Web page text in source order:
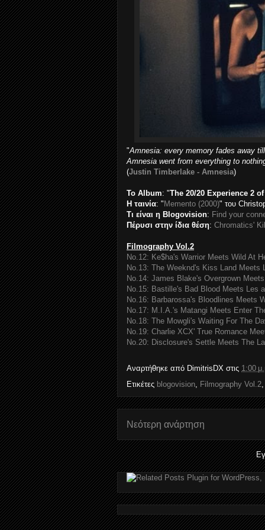
"Amnesia: every memory fades away
Amnesia went from everything to
(Justin Timberlake - Amnesia)
To Album: "The 20/20 Experience 2 of
H ταινία: " Memento (2000)" του
Τι είναι η Blogovision: Find your
Πέρυσι στην ίδια θέση: Chromatics'
Filmography Vol.2
No.12: Ke$ha's Warrior Meets Wild At
No.13: The Weeknd's Kiss Land
No.14: James Blake's Overgrown
No.15: Bastille's Bad Blood Meets Les
No.16: Barbarossa's Bloodlines Meets
No.17: M.I.A.'s Matangi Meets Enter
No.18: The Mowgli's Waiting For The
No.19: Charlie XCX' True Romance
No.20: Disclosure's Settle Meets The
Αναρτήθηκε από DimitrisDX στις 1:00
Ετικέτες blogovision, Filmography Vol.2
Νεότερη ανάρτηση